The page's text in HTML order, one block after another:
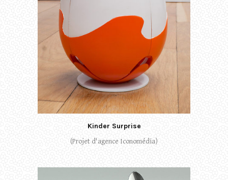
Kinder Surprise
(Projet d'agence Iconomédia)